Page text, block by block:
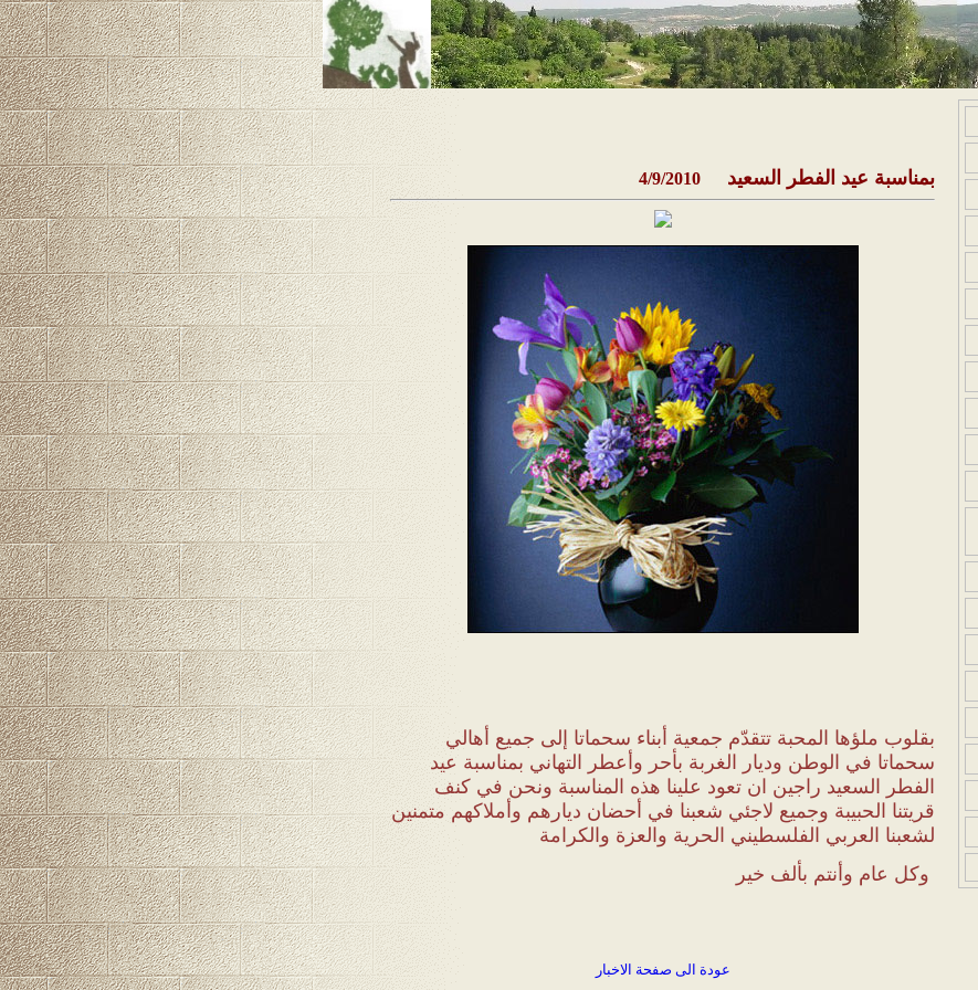
بمناسبة عيد الفطر السعيد 4/9/2010
بقلوب ملؤها المحبة تتقدّم جمعية أبناء سحماتا إلى جميع أهالي
سحماتا في الوطن وديار الغربة بأحر وأعطر التهاني بمناسبة عيد
الفطر السعيد راجين ان تعود علينا هذه المناسبة ونحن في كنف
قريتنا الحبيبة وجميع لاجئي شعبنا في أحضان ديارهم وأملاكهم متمنين
لشعبنا العربي الفلسطيني الحرية والعزة والكرامة
وكل عام وأنتم بألف خير
عودة الى صفحة الاخبار